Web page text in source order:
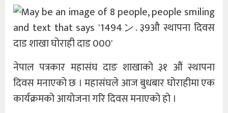
नेपाल पत्रकार महासंघ दाङ शाखाको ३१ औं स्थापना
दिवस मनाएको छ । महासंघले आज बुधबार घोराहीमा एक
कार्यक्रमको आयोजना गरि दिवस मनाएको हो ।